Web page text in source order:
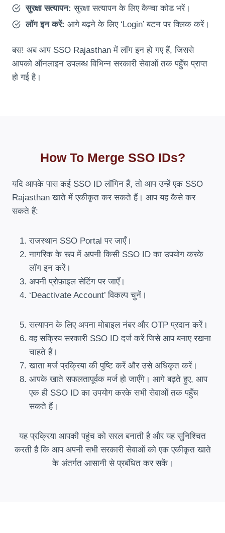
सुरक्षा सत्यापन:सुरक्षा सत्यापन के लिए कैप्चा कोड भरें।
लॉग इन करें: आगे बढ़ने के लिए ‘Login’ बटन पर क्लिक करें।
बस! अब आप SSO Rajasthan में लॉग इन हो गए हैं, जिससे
आपको ऑनलाइन उपलब्ध विभिन्न सरकारी सेवाओं तक पहुँच प्राप्त
हो गई है।
How To Merge SSO IDs?
यदि आपके पास कई SSO ID लॉगिन हैं, तो आप उन्हें एक SSO
Rajasthan खाते में एकीकृत कर सकते हैं। आप यह कैसे कर
सकते हैं:
राजस्थान SSO Portal पर जाएँ।
नागरिक के रूप में अपनी किसी SSO ID का उपयोग करके
लॉग इन करें।
अपनी प्रोफ़ाइल सेटिंग पर जाएँ।
‘Deactivate Account’ विकल्प चुनें।
सत्यापन के लिए अपना मोबाइल नंबर और OTP प्रदान करें।
वह सक्रिय सरकारी SSO ID दर्ज करें जिसे आप बनाए रखना
चाहते हैं।
खाता मर्ज प्रक्रिया की पुष्टि करें और उसे अधिकृत करें।
आपके खाते सफलतापूर्वक मर्ज हो जाएँगे। आगे बढ़ते हुए, आप
एक ही SSO ID का उपयोग करके सभी सेवाओं तक पहुँच
सकते हैं।
यह प्रक्रिया आपकी पहुंच को सरल बनाती है और यह सुनिश्चित
करती है कि आप अपनी सभी सरकारी सेवाओं को एक एकीकृत खाते
के अंतर्गत आसानी से प्रबंधित कर सकें।